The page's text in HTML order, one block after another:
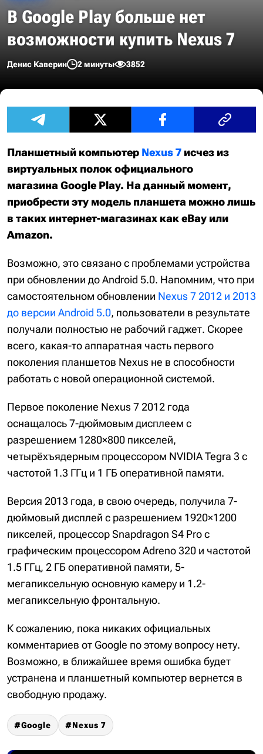
В Google Play больше нет
возможности купить Nexus 7
Денис Каверин 2 минуты 3852
Планшетный компьютер Nexus 7 исчез из
виртуальных полок официального
магазина Google Play. На данный момент,
приобрести эту модель планшета можно лишь
в таких интернет-магазинах как eBay или
Amazon.
Возможно, это связано с проблемами устройства
при обновлении до Android 5.0. Напомним, что при
самостоятельном обновлении Nexus 7 2012 и 2013
до версии Android 5.0, пользователи в результате
получали полностью не рабочий гаджет. Скорее
всего, какая-то аппаратная часть первого
поколения планшетов Nexus не в способности
работать с новой операционной системой.
Первое поколение Nexus 7 2012 года
оснащалось 7-дюймовым дисплеем с
разрешением 1280×800 пикселей,
четырёхъядерным процессором NVIDIA Tegra 3 с
частотой 1.3 ГГц и 1 ГБ оперативной памяти.
Версия 2013 года, в свою очередь, получила 7-
дюймовый дисплей с разрешением 1920×1200
пикселей, процессор Snapdragon S4 Pro с
графическим процессором Adreno 320 и частотой
1.5 ГГц, 2 ГБ оперативной памяти, 5-
мегапиксельную основную камеру и 1.2-
мегапиксельную фронтальную.
К сожалению, пока никаких официальных
комментариев от Google по этому вопросу нету.
Возможно, в ближайшее время ошибка будет
устранена и планшетный компьютер вернется в
свободную продажу.
Google Nexus 7